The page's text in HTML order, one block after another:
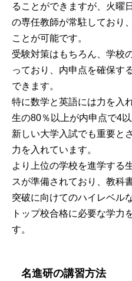
ることができますが、火曜
の専任教師が常駐しており
ことが可能です。
受験対策はもちろん、学校
っており、内申点を確保す
できます。
特に数学と英語には力を入
生の80％以上が内申点で4
新しい大学入試でも重要と
力を入れています。
より上位の学校を進学する
スが準備されており、教科
突破に向けてのハイレベル
トップ校合格に必要な学力
す。
名進研の講習方法